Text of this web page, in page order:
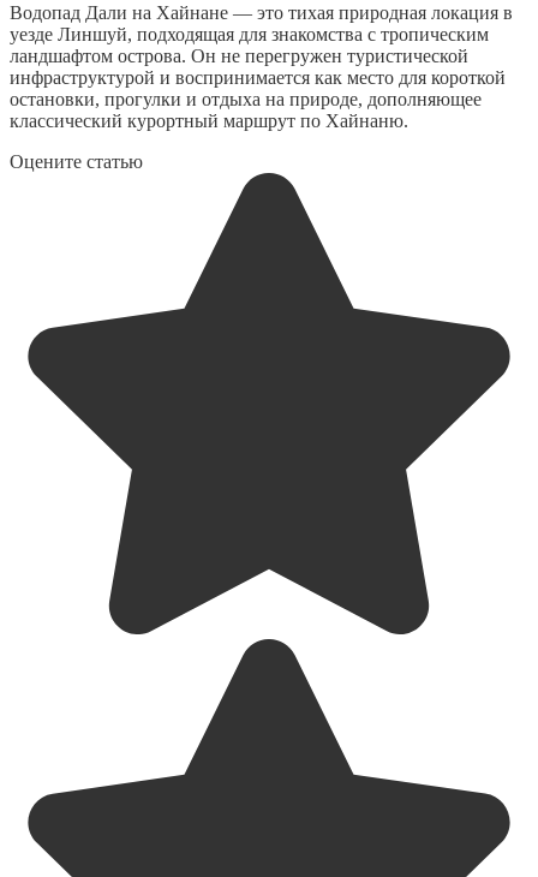
Водопад Дали на Хайнане — это тихая природная локация в
уезде Линшуй, подходящая для знакомства с тропическим
ландшафтом острова. Он не перегружен туристической
инфраструктурой и воспринимается как место для короткой
остановки, прогулки и отдыха на природе, дополняющее
классический курортный маршрут по Хайнаню.
Оцените статью